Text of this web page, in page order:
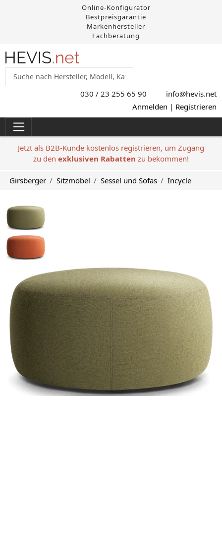
Online-Konfigurator
Bestpreisgarantie
Markenhersteller
Fachberatung
030 / 23 255 65 90 info@hevis.net
Anmelden | Registrieren
Jetzt als B2B-Kunde kostenlos registrieren, um Zugang
zu den exklusiven Rabatten zu bekommen!
Girsberger Sitzmöbel Sessel und Sofas Incycle